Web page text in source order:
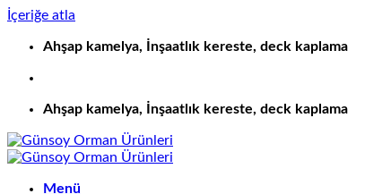
İçeriğe atla
Ahşap kamelya, İnşaatlık kereste, deck kaplama
Ahşap kamelya, İnşaatlık kereste, deck kaplama
Menü